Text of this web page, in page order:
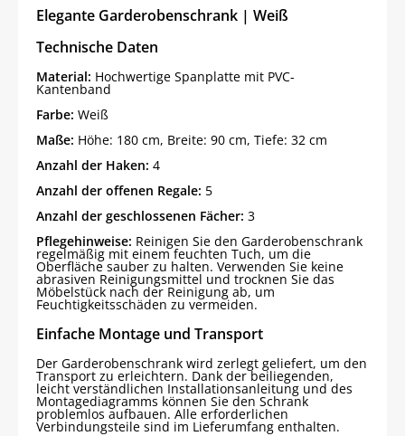
Elegante Garderobenschrank | Weiß
Technische Daten
Material: Hochwertige Spanplatte mit PVC-
Kantenband
Farbe: Weiß
Maße: Höhe: 180 cm, Breite: 90 cm, Tiefe: 32 cm
Anzahl der Haken: 4
Anzahl der offenen Regale: 5
Anzahl der geschlossenen Fächer: 3
Pflegehinweise: Reinigen Sie den Garderobenschrank
regelmäßig mit einem feuchten Tuch, um die
Oberfläche sauber zu halten. Verwenden Sie keine
abrasiven Reinigungsmittel und trocknen Sie das
Möbelstück nach der Reinigung ab, um
Feuchtigkeitsschäden zu vermeiden.
Einfache Montage und Transport
Der Garderobenschrank wird zerlegt geliefert, um den
Transport zu erleichtern. Dank der beiliegenden,
leicht verständlichen Installationsanleitung und des
Montagediagramms können Sie den Schrank
problemlos aufbauen. Alle erforderlichen
Verbindungsteile sind im Lieferumfang enthalten.